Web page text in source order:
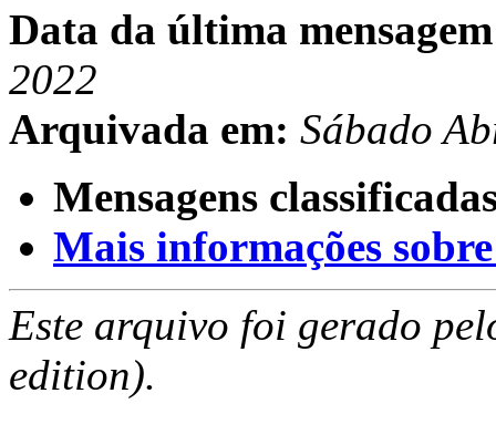
Data da última
2022
Arquivada em: Sábado
Mensagens
Mais informações
Este arquivo foi gerado
edition).